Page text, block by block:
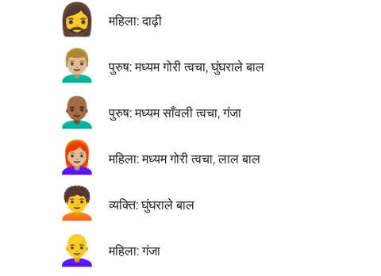
🧔‍♀️ महिला: दाढ़ी
👨🏼‍🦱 पुरुष: मध्यम गोरी त्वचा, घुंघराले बाल
👨🏾‍🦲 पुरुष: मध्यम साँवली त्वचा, गंजा
👩🏼‍🦰 महिला: मध्यम गोरी त्वचा, लाल बाल
🧑‍🦱 व्यक्ति: घुंघराले बाल
👩‍🦲 महिला: गंजा